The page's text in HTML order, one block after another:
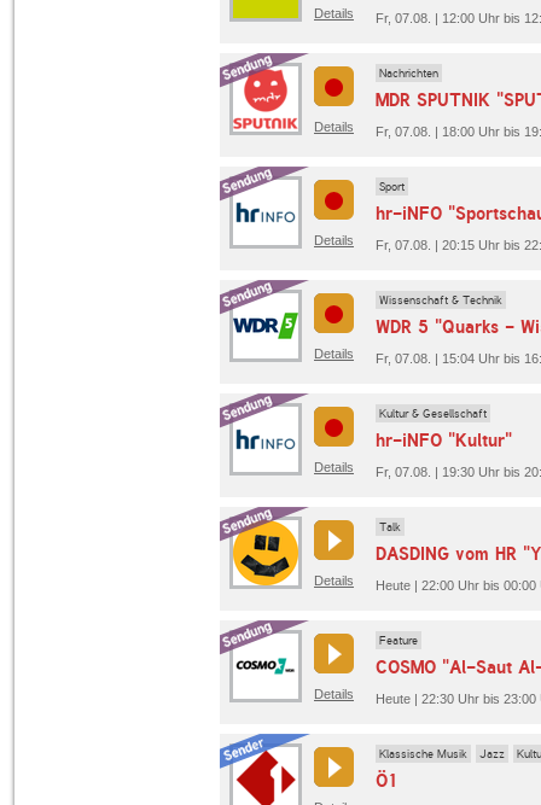
Details Fr, 07.08. | 12:00 Uhr bis
Details
Nachrichten
MDR SPUTNIK
Fr, 07.08. | 18:00 Uhr bis
Details
Sport
hr-iNFO
Fr, 07.08. | 20:15 Uhr bis
Details
Wissenschaft & Technik
WDR 5 "Quarks -
Fr, 07.08. | 15:04 Uhr bis
Details
Kultur & Gesellschaft
hr-iNFO "Kultur"
Fr, 07.08. | 19:30 Uhr bis
Details
Talk
DASDING vom HR
Heute | 22:00 Uhr bis
Details
Feature
COSMO "Al-Saut
Heute | 22:30 Uhr bis
Klassische Musik Jazz
Ö1